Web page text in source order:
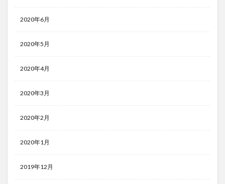
2020年6月
2020年5月
2020年4月
2020年3月
2020年2月
2020年1月
2019年12月